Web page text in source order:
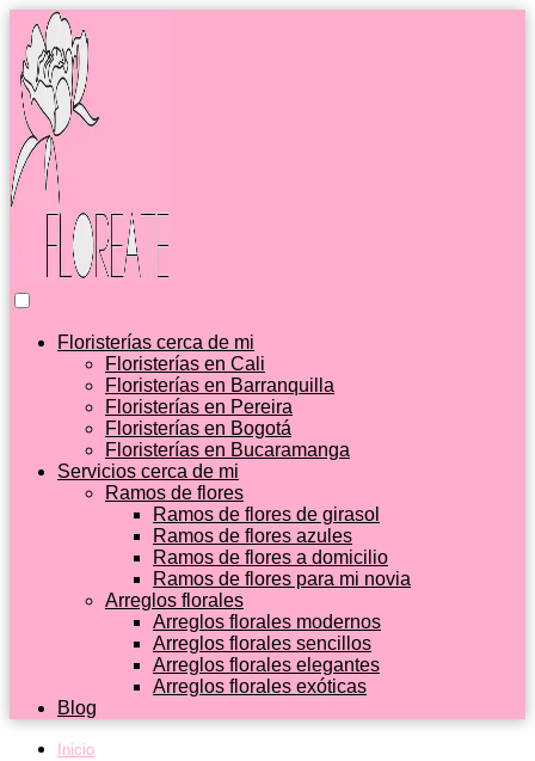
Floristerías cerca de mi
Floristerías en Cali
Floristerías en Barranquilla
Floristerías en Pereira
Floristerías en Bogotá
Floristerías en Bucaramanga
Servicios cerca de mi
Ramos de flores
Ramos de flores de girasol
Ramos de flores azules
Ramos de flores a domicilio
Ramos de flores para mi novia
Arreglos florales
Arreglos florales modernos
Arreglos florales sencillos
Arreglos florales elegantes
Arreglos florales exóticas
Blog
Inicio